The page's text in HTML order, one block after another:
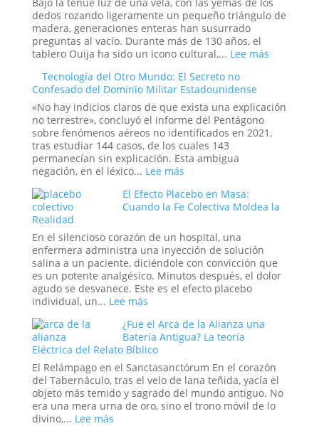
de
Amaicha:
¿Un
viaje
las
estrellas
o
un
trauma
reprimido?
dedos rozando ligeramente un pequeño triángulo de
madera, generaciones enteras han susurrado
preguntas al vacío. Durante más de 130 años, el
tablero Ouija ha sido un icono cultural,... Lee más:
la
mundo
Tecnología del Otro Mundo: El Secreto no
Confesado del Dominio Militar Estadounidense
«No hay indicios claros de que exista una explicación
no terrestre», concluyó el informe del Pentágono
sobre fenómenos aéreos no identificados en 2021,
tras estudiar 144 casos, de los cuales 143
permanecían sin explicación. Esta ambigua
negación, en el léxico... Lee más:
del
Otro
El
Secreto
no
Confesado
del
Dominio
Estadounidense
El Efecto Placebo en Masa:
Cuando la Fe Colectiva Moldea la
Realidad
En el silencioso corazón de un hospital, una
enfermera administra una inyección de solución
salina a un paciente, diciéndole con convicción que
es un potente analgésico. Minutos después, el dolor
agudo se desvanece. Este es el efecto placebo
individual, un... Lee más:
Efecto
Placebo
en
Masa:
Cuando
la
Fe
¿Fue el Arca de la Alianza una
Batería Antigua? La teoría
Eléctrica del Relato Bíblico
El Relámpago en el Sanctasanctórum En el corazón
del Tabernáculo, tras el velo de lana teñida, yacía el
objeto más temido y sagrado del mundo antiguo. No
era una mera urna de oro, sino el trono móvil de lo
divino,... Lee más: